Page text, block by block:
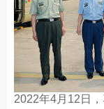
2022年4月12日